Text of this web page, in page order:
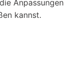
Anpassungen
kannst.